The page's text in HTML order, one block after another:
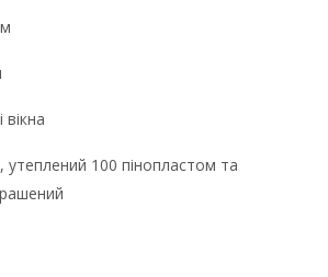
100 пінопластом та